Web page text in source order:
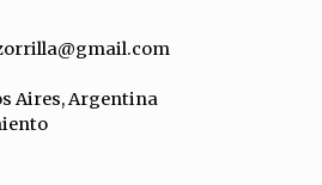
Aires, Argentina